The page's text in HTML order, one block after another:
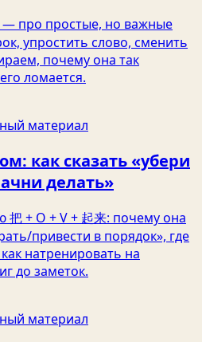
— про простые, но важные
упростить слово, сменить
почему она так
ломается.
материал
как сказать «убери
делать»
+ O + V + 起来: почему она
привести в порядок», где
натренировать на
до заметок.
материал